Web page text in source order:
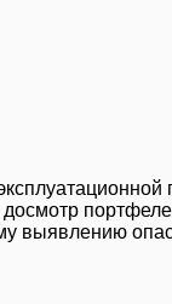
выявлению